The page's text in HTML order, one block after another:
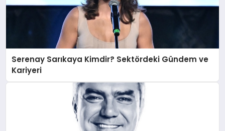
Serenay Sarıkaya Kimdir? Sektördeki Gündem ve
Kariyeri